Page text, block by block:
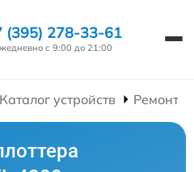
(395) 278-33-61
с 9:00 до 21:00
Каталог устройств Ремонт